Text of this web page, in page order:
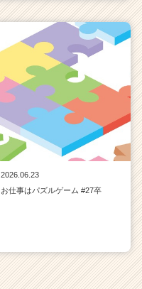
2026.06.23
お仕事はパズルゲーム #27卒